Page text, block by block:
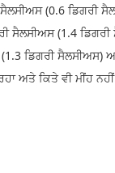
ਸੈਲਸੀਅਸ (0.6 ਡਿਗਰੀ
ਸੈਲਸੀਅਸ (1.4
ਡਿਗਰੀ
ਅਤੇ ਕਿਤੇ ਵੀ ਮੀਂਹ